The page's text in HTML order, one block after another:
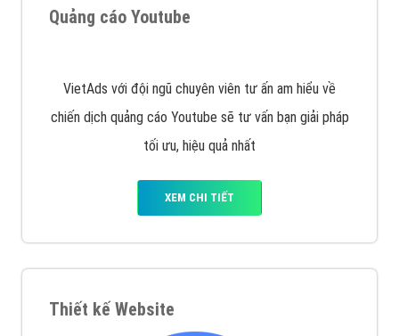
Công ty SEO Website